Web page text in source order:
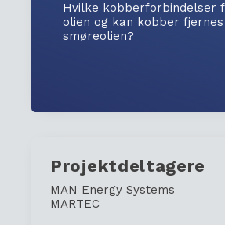
Hvilke kobberforbindelser
olien og kan kobber
smøreolien?
Projektdeltagere
MAN Energy Systems
MARTEC